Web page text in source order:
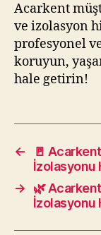
Acarkent
ve izolasyon
profesyonel
koruyun,
hale getirin!
←
🚪
İzolasyonu
→
🌿 Acarkent
İzolasyonu